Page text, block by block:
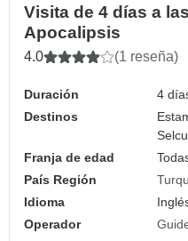
Visita de 4 días a
Apocalipsis
4.0 (1 reseña)
Duración
4
Destinos
Franja de edad
País Región
Idioma
Operador